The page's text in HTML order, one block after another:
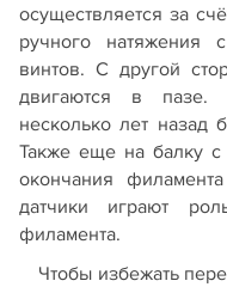
осуществляется за
ручного натяжения
винтов. С другой
двигаются в
несколько лет назад
Также еще на балку с
окончания
датчики играют
филамента.
Чтобы избежать